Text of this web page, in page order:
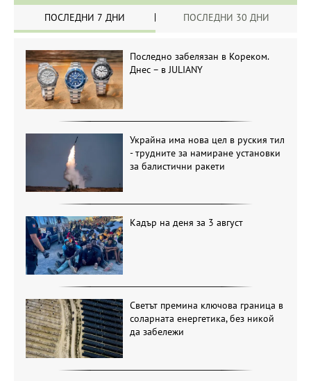
ПОСЛЕДНИ 7 ДНИ ПОСЛЕДНИ 30 ДНИ
Последно забелязан в Кореком.
Днес – в JULIANY
Украйна има нова цел в руския тил
- трудните за намиране установки
за балистични ракети
Кадър на деня за 3 август
Светът премина ключова граница в
соларната енергетика, без никой
да забележи